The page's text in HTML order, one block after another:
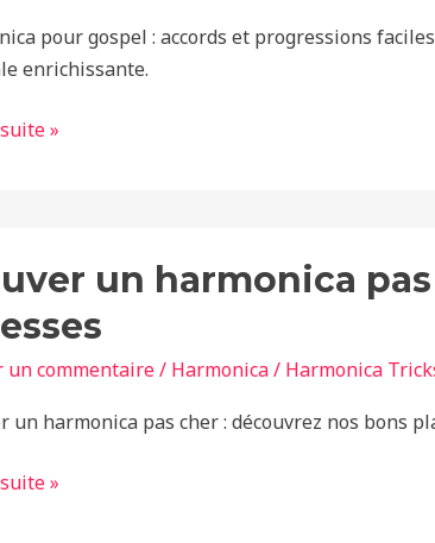
pour gospel : accords et progressions
enrichissante.
»
un harmonica
un commentaire/ Harmonica/ Harmonica
un harmonica pas cher : découvrez nos bons
»